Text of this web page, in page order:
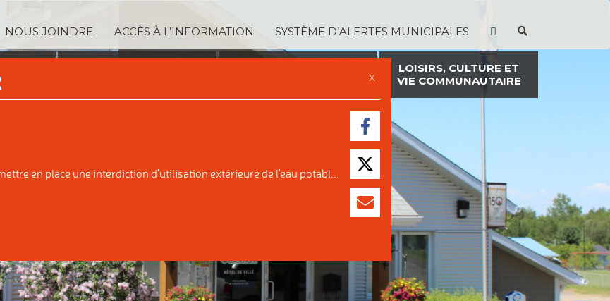
NOUS JOINDRE ACCÈS À L’INFORMATION SYSTÈME D’ALERTES MUNICIPALES
LOISIRS, CULTURE ET
VIE COMMUNAUTAIRE
X
en place une interdiction d'utilisation extérieure de l'eau potabl...